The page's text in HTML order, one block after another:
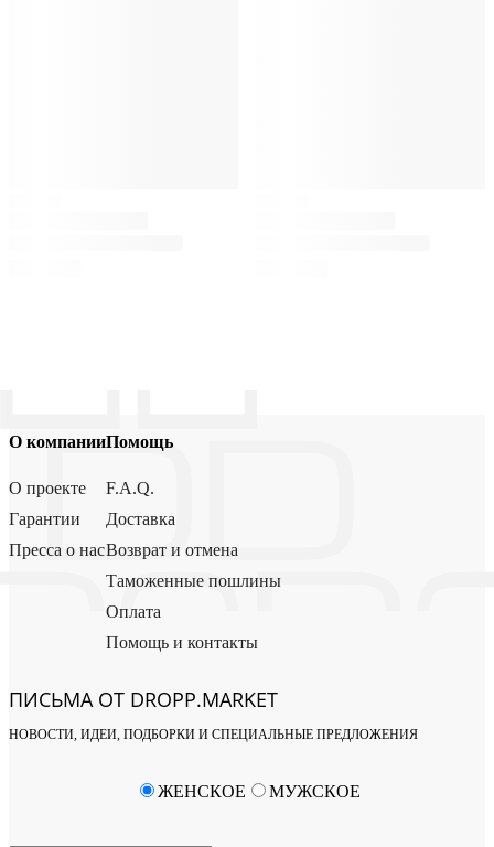
О компании
О проекте
Гарантии
Пресса о нас
Помощь
F.A.Q.
Доставка
Возврат и отмена
Таможенные пошлины
Оплата
Помощь и контакты
ПИСЬМА ОТ DROPP.MARKET
НОВОСТИ, ИДЕИ, ПОДБОРКИ И СПЕЦИАЛЬНЫЕ ПРЕДЛОЖЕНИЯ
ЖЕНСКОЕ МУЖСКОЕ